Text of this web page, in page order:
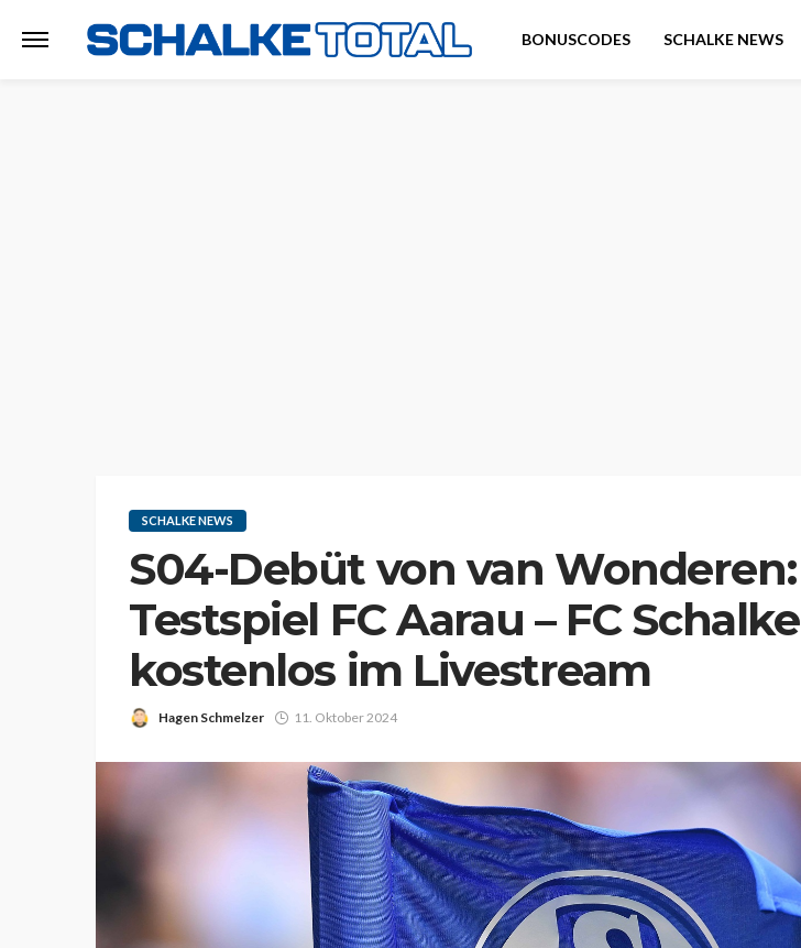
BONUSCODES SCHALKE NEWS
SCHALKE NEWS
S04-Debüt von van Wonderen:
Testspiel FC Aarau – FC Schalke
kostenlos im Livestream
Hagen Schmelzer 11. Oktober 2024